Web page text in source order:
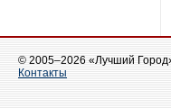
© 2005–2026 «Лучший
Контакты